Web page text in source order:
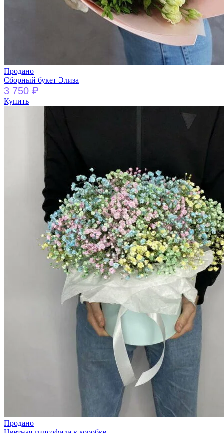
Продано
Сборный букет Элиза
3 750 ₽
Купить
Продано